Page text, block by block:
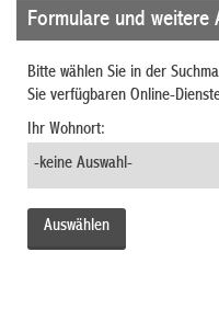
Formulare und weitere
Bitte wählen Sie in der
Sie verfügbaren Online-
Ihr Wohnort: